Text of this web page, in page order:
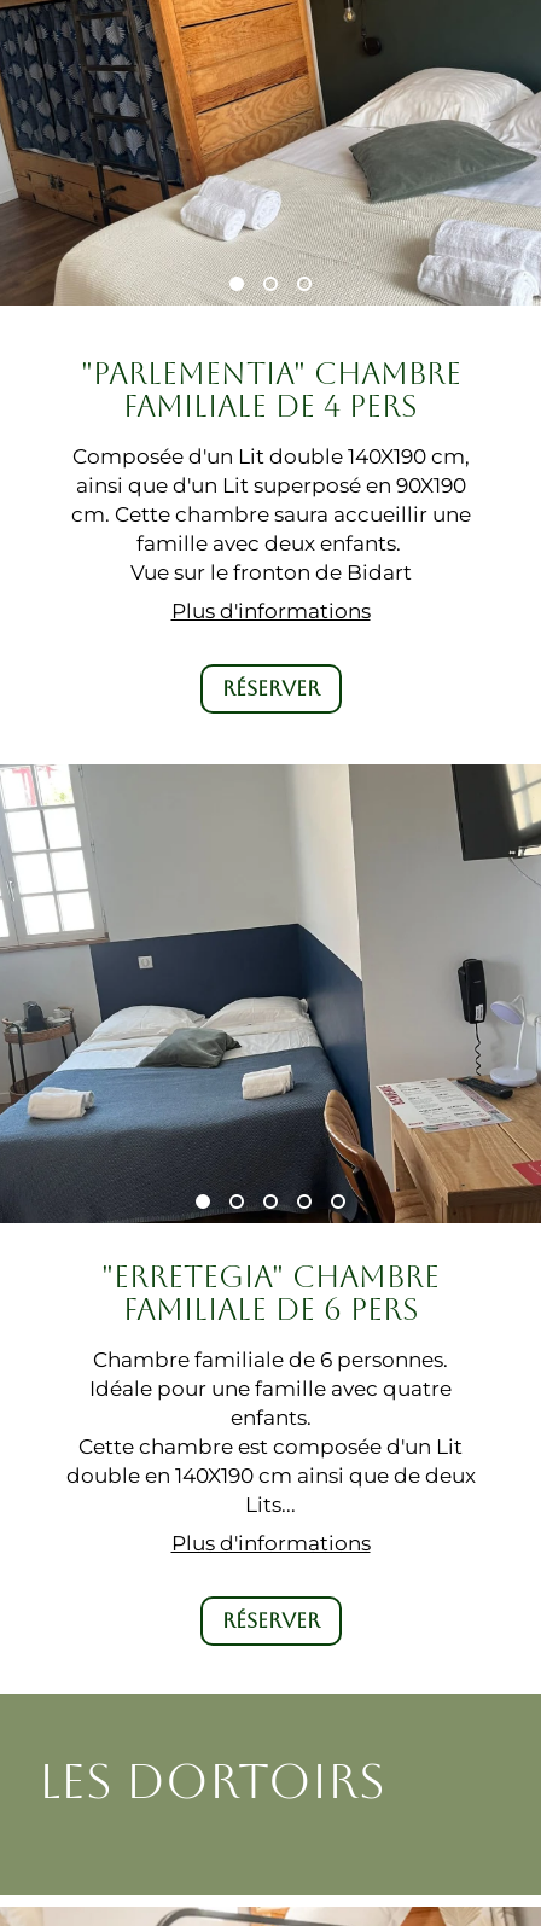
"PARLEMENTIA" CHAMBRE
FAMILIALE DE 4 PERS
Composée d'un Lit double 140X190 cm,
ainsi que d'un Lit superposé en 90X190
cm. Cette chambre saura accueillir une
famille avec deux enfants.
Vue sur le fronton de Bidart
Plus d'informations
RÉSERVER
"ERRETEGIA" CHAMBRE
FAMILIALE DE 6 PERS
Chambre familiale de 6 personnes.
Idéale pour une famille avec quatre
enfants.
Cette chambre est composée d'un Lit
double en 140X190 cm ainsi que de deux
Lits...
Plus d'informations
RÉSERVER
LES DORTOIRS